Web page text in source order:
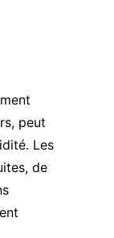
peut
Les
de